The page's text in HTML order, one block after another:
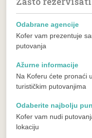
Odabrane agencije
Kofer vam prezentuje
putovanja
Ažurne informacije
Na Koferu ćete pronaći
turističkim putovanjima
Odaberite najbolju
Kofer vam nudi
lokaciju